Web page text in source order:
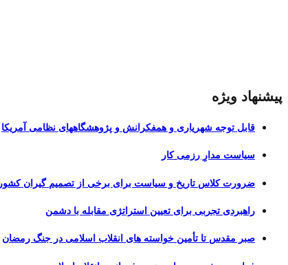
پیشنهاد ویژه
قابل توجه شهریاری و همفکرانش و پژوهشگاههای نظامی آمریکا
سیاست مدارِ رزمی کار
ضرورت کلاس تاریخ و سیاست برای برخی از تصمیم گیران کشور
راهبردی تجربی برای تعیین استراتژی مقابله با دشمن
صبر مقدس تا تأمین خواسته های انقلاب اسلامی در جنگ رمضان